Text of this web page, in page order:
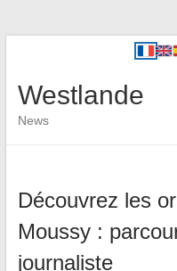
Westlande
News
Découvrez les
Moussy :
journaliste